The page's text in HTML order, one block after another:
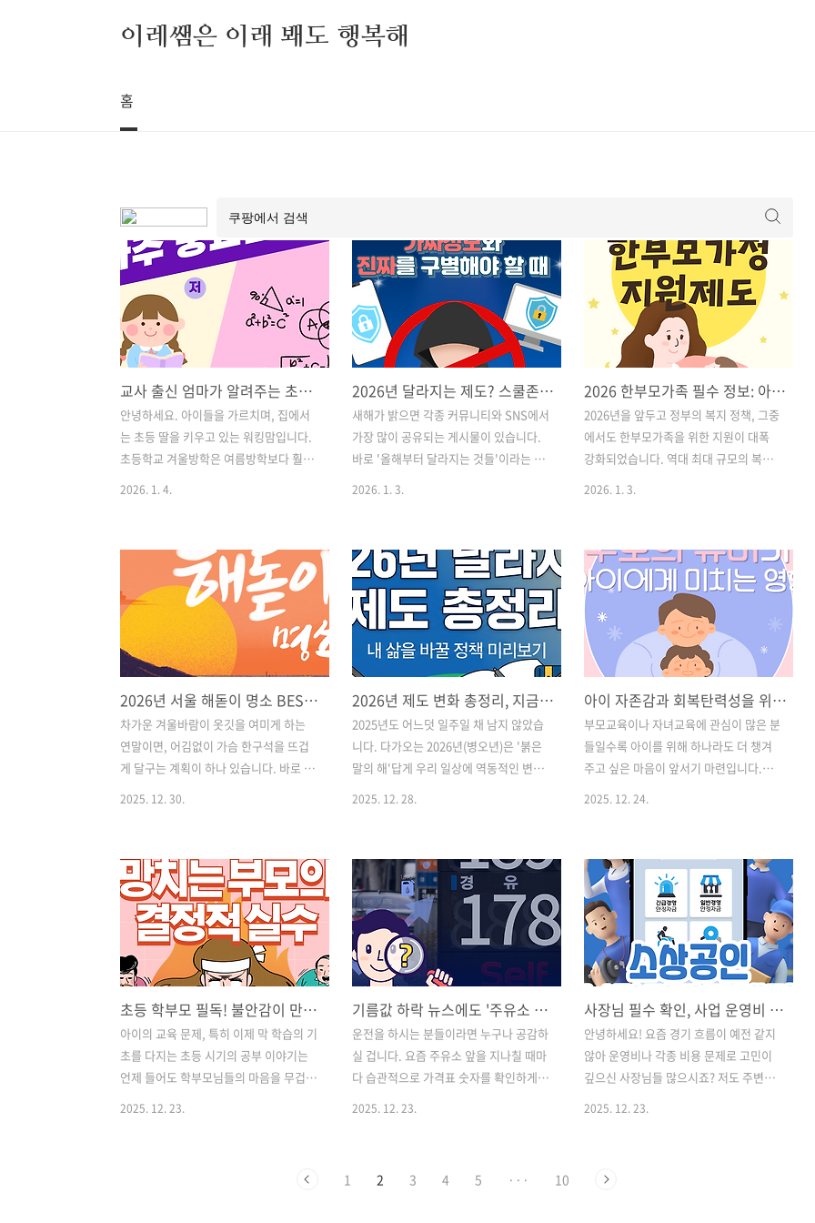
이레쌤은 이래 봬도 행복해
홈
교사 출신 엄마가 알려주는 초등 겨울방학 로드맵 : 저학년 or 고학년, 이것만은 꼭 챙기세요.
안녕하세요. 아이들을 가르치며, 집에서
는 초등 딸을 키우고 있는 워킹맘입니다.
초등학교 겨울방학은 여름방학보다 훨씬
아닙니다. 학원 현장에서 수많은 아이들
을 지켜본 결과, 방학을 '그냥' 보낸 아이
와 '계획'을 가지고 보낸 아이의 차이는 3
월 첫 진단평가에서부터 드러납니다. 오
늘은 엄마의 마음과 강사의 시선으로 정
리한 를 공유합니다. 1. 초등 저학년 (1~3
학년): "공부 정서"와 "습관" 잡기저학년
시기의 핵심은 '얼마나 많이 공부하느
냐'가 아니라 '앉아 있는 힘을 기르느
냐'입니다.① '읽기 독립'과 문해력 다지
기모든 공부의 기본은 문해력입니다. 특
2026. 1. 4.
2026년 달라지는 제도? 스쿨존 20km·수능 영어 듣기 폐지 '팩트체크'
새해가 밝으면 각종 커뮤니티와 SNS에서
가장 많이 공유되는 게시물이 있습니다.
바로 '올해부터 달라지는 것들'이라는 제
만 잠깐 멈추셔야 합니다. 현재 공유되고
있는 2026년 정책 정보 중 상당수가 '거
짓'이거나 '와전된 내용'이기 때문입니다.
오늘은 운전자와 학부모님들이 가장 혼란
스러워하시는 2026년 주요 소문(교통법
규, 수능, 교육정책)의 진실을 하나하나
팩트체크해 드리겠습니다. 2026년 달라
지는 제도, 어디까지가 사실일까?1. 교통
법규: 스쿨존 속도제한 20km로 하향?❌
결론부터 말하면: 전국 일괄 적용은 '거
짓'입니다.최근 운전자들 사이에서
2026. 1. 3.
2026 한부모가족 필수 정보: 아동양육비 인상 및 양육비 선지급제 핵심 요약
2026년을 앞두고 정부의 복지 정책, 그중
에서도 한부모가족을 위한 지원이 대폭
강화되었습니다. 역대 최대 규모의 복지
아이를 키우는 것에 막막함을 느끼셨던
분들에게는 이번 개편안이 큰 도움이 될
것으로 보입니다. 이번 글에서는 2026년
달라지는 한부모가정 자격 조건(소득 기
준)과 인상된 지원금, 그리고 새롭게 도입
된 양육비 선지급제까지 핵심만 요약해
정리해 드립니다. 1. 2026년 한부모가정
자격 조건 (소득 기준 완화)2026년 정책
변화의 핵심은 단연 소득 기준의 완화입
니다. 기존에는 소득 인정액이 기준을 살
짝 초과하여 탈락했던 가구들도 이번 개
2026. 1. 3.
2026년 서울 해돋이 명소 BEST 4! 주차 꿀팁부터 숨은 명당까지 총정리
차가운 겨울바람이 옷깃을 여미게 하는
연말이면, 어김없이 가슴 한구석을 뜨겁
게 달구는 계획이 하나 있습니다. 바로 다
짧지만 강렬한 순간은, 우리에게 다시 시
작할 용기와 따뜻한 위로를 건네주는 마
법 같은 힘을 가지고 있습니다. 하지만 막
상 해돋이를 보러 떠나려니 꽉 막힌 고속
도로와 장거리 운전의 피로가 걱정되시나
요? 그렇다면 멀리 동해안까지 갈 필요 없
이, 우리가 살고 있는 서울 도심으로 눈을
돌려보세요. 빌딩 숲 사이로 떠오르는 붉
은 태양은 바닷가 일출과는 또 다른, 도시
적이면서도 웅장한 감동을 선사합니다.
서울의 해돋이 명소들은 의외로 우리 가
름..
2025. 12. 30.
2026년 제도 변화 총정리, 지금 꼭 알아야 할 내용 핵심요약
2025년도 어느덧 일주일 채 남지 않았습
니다. 다가오는 2026년(병오년)은 '붉은
말의 해'답게 우리 일상에 역동적인 변화
알지 못하면 손해 볼 수 있는 2026년 달라
지는 주요 제도를 8가지 키워드로 완벽하
게 정리해 드립니다. 1. 노동 및 임금 변
화: '시급 만 원 시대' 안착가장 먼저 체감
되는 변화는 최저임금과 근무 환경의 변
화입니다.최저임금 인상: 2026년 최저임
금은 시간당 10,320원으로 확정되었습니
다. 이제 '시급 만 원 시대'가 완전히 자리
잡게 되었습니다. 이를 주 40시간 근무 기
준(유급 주휴 8시간 포함) 월급으로 환산
하면 약 2,156,880원이 됩니다.실업..
2025. 12. 28.
아이 자존감과 회복탄력성을 위해 ‘완벽한 관리’보다 중요한 것은
부모교육이나 자녀교육에 관심이 많은 분
들일수록 아이를 위해 하나라도 더 챙겨
주고 싶은 마음이 앞서기 마련입니다.하
에서도 '유머가 있는 부모의 여유'가 핵심
일 수 있습니다.얼마 전, 우연히 접한 김찬
호 교수의 대담을 정리해드릴게요. 1. 고
학력 부모가 놓치기 쉬운 '마음의 간극'아
이를 키우다 보면 부모의 마음은 늘 아이
보다 한 발 앞서가게 됩니다. 특히 부모가
고학력일수록, 혹은 성취 지향적일수록
아이를 바라보는 기준이 자연스럽게 높아
지기 쉬운데요.저 역시 아이 학습지를 정
리하다 보면 아이 손보다 제 손이 먼저 움
직여 답답해하던 순간들이 떠오릅니다.
2025. 12. 24.
초등 학부모 필독! 불안감이 만들어낸 치명적인 교육 실수 3가지
아이의 교육 문제, 특히 이제 막 학습의 기
초를 다지는 초등 시기의 공부 이야기는
언제 들어도 학부모님들의 마음을 무겁게
상은 아이의 평생을 좌우할 '진짜 공부 머
2025. 12. 23.
기름값 하락 뉴스에도 '주유소 가격표'가 여전히 무거운 이유, 고환율의 역설
운전을 하시는 분들이라면 누구나 공감하
실 겁니다. 요즘 주유소 앞을 지나칠 때마
다 습관적으로 가격표 숫자를 확인하게
데?"라는 의문이 드는 게 사실입니다. 내
2025. 12. 23.
사장님 필수 확인, 사업 운영비 줄여주는 소상공인 부담경감 크레딧 핵심 가이드
안녕하세요! 요즘 경기 흐름이 예전 같지
않아 운영비나 각종 비용 문제로 고민이
깊으신 사장님들 많으시죠? 저도 주변에
자연스럽게 관심이 가더라고요. 오늘은
2025. 12. 23.
1 2 3 4 5 ··· 10